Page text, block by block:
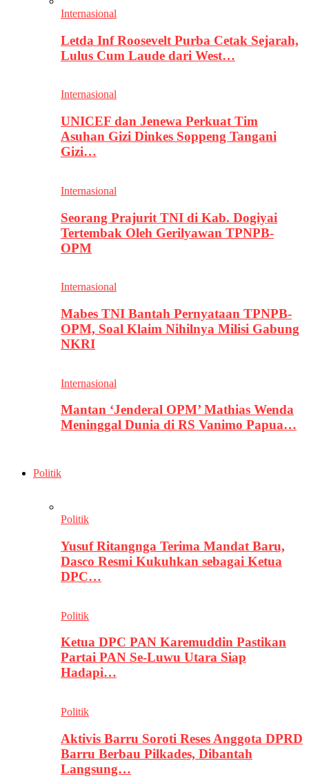
Internasional
Letda Inf Roosevelt Purba Cetak Sejarah,
Lulus Cum Laude dari West…
Internasional
UNICEF dan Jenewa Perkuat Tim
Asuhan Gizi Dinkes Soppeng Tangani
Gizi…
Internasional
Seorang Prajurit TNI di Kab. Dogiyai
Tertembak Oleh Gerilyawan TPNPB-
OPM
Internasional
Mabes TNI Bantah Pernyataan TPNPB-
OPM, Soal Klaim Nihilnya Milisi Gabung
NKRI
Internasional
Mantan ‘Jenderal OPM’ Mathias Wenda
Meninggal Dunia di RS Vanimo Papua…
Politik
Politik
Yusuf Ritangnga Terima Mandat Baru,
Dasco Resmi Kukuhkan sebagai Ketua
DPC…
Politik
Ketua DPC PAN Karemuddin Pastikan
Partai PAN Se-Luwu Utara Siap
Hadapi…
Politik
Aktivis Barru Soroti Reses Anggota DPRD
Barru Berbau Pilkades, Dibantah
Langsung…